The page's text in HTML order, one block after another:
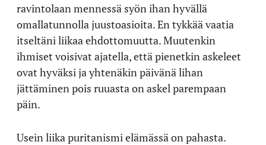
ravintolaan mennessä syön ihan hyvällä
omallatunnolla juustoasioita. En tykkää vaatia
itseltäni liikaa ehdottomuutta. Muutenkin
ihmiset voisivat ajatella, että pienetkin askeleet
ovat hyväksi ja yhtenäkin päivänä lihan
jättäminen pois ruuasta on askel parempaan
päin.
Usein liika puritanismi elämässä on pahasta.